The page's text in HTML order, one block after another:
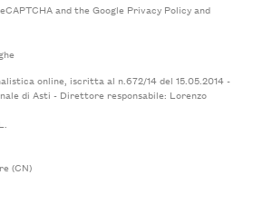
and the Google Privacy Policyand
online, iscritta al n.672/14 del 15.05.2014 -
di Asti - Direttore responsabile: Lorenzo
(CN)